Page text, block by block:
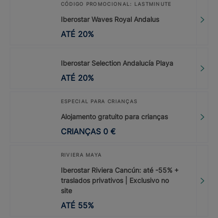
CÓDIGO PROMOCIONAL: LASTMINUTE
Iberostar Waves Royal Andalus
ATÉ 20%
Iberostar Selection Andalucía Playa
ATÉ 20%
ESPECIAL PARA CRIANÇAS
Alojamento gratuito para crianças
CRIANÇAS 0 €
RIVIERA MAYA
Iberostar Riviera Cancún: até -55% +
traslados privativos | Exclusivo no
site
ATÉ 55%